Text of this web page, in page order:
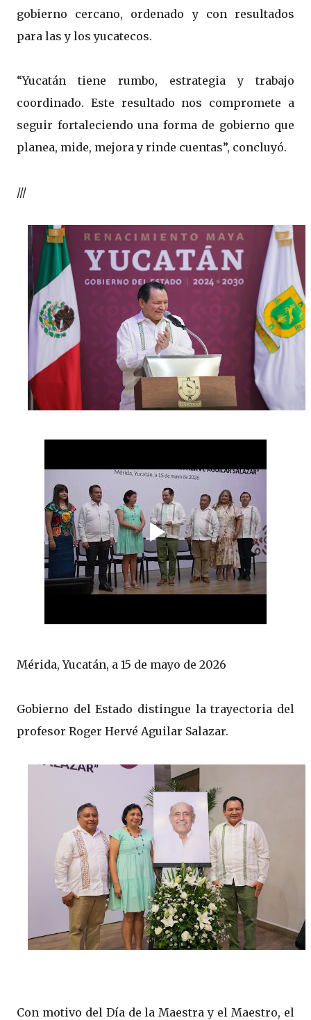
gobierno cercano, ordenado y con resultados
para las y los yucatecos.
“Yucatán tiene rumbo, estrategia y trabajo
coordinado. Este resultado nos compromete a
seguir fortaleciendo una forma de gobierno que
planea, mide, mejora y rinde cuentas”, concluyó.
///
Mérida, Yucatán, a 15 de mayo de 2026
Gobierno del Estado distingue la trayectoria del
profesor Roger Hervé Aguilar Salazar.
Con motivo del Día de la Maestra y el Maestro, el